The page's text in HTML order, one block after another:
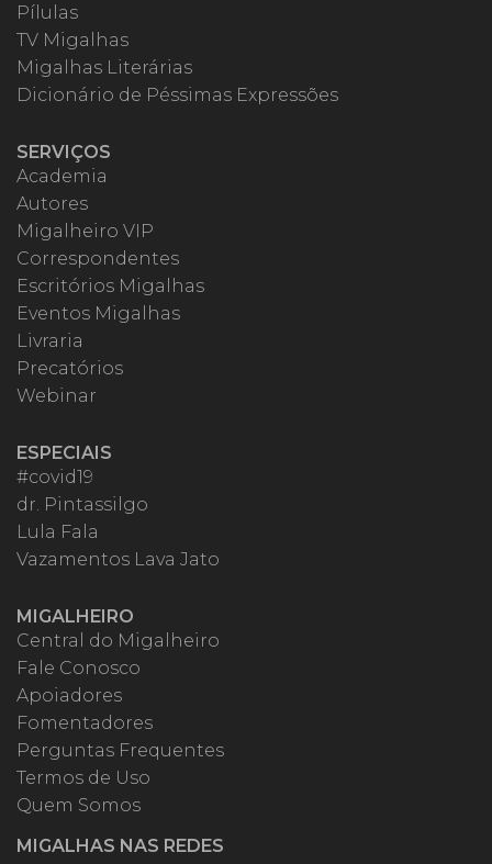
Pílulas
TV Migalhas
Migalhas Literárias
Dicionário de Péssimas Expressões
SERVIÇOS
Academia
Autores
Migalheiro VIP
Correspondentes
Escritórios Migalhas
Eventos Migalhas
Livraria
Precatórios
Webinar
ESPECIAIS
#covid19
dr. Pintassilgo
Lula Fala
Vazamentos Lava Jato
MIGALHEIRO
Central do Migalheiro
Fale Conosco
Apoiadores
Fomentadores
Perguntas Frequentes
Termos de Uso
Quem Somos
MIGALHAS NAS REDES